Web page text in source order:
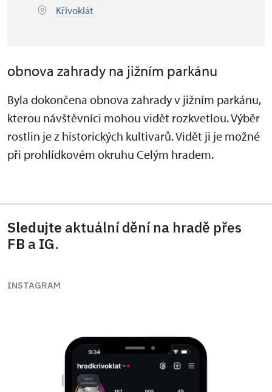
Křivoklát
obnova zahrady na jižním parkánu
Byla dokončena obnova zahrady v jižním parkánu,
kterou návštěvníci mohou vidět rozkvetlou. Výběr
rostlin je z historických kultivarů. Vidět ji je možné
při prohlídkovém okruhu Celým hradem.
Sledujte aktuální dění na hradě přes
FB a IG.
INSTAGRAM